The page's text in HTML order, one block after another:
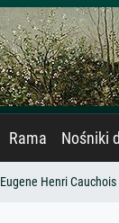
Rama Nośniki
Eugene Henri Cauchois